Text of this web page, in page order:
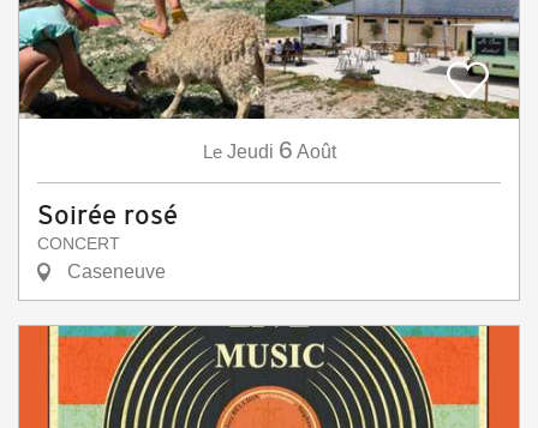
Le Jeudi 6 Août
Soirée rosé
CONCERT
Caseneuve